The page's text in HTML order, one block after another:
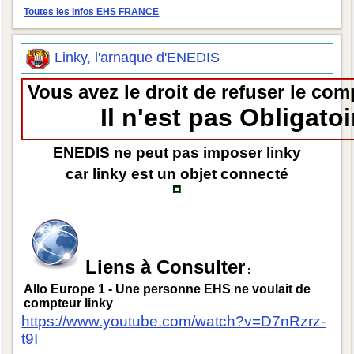
Toutes les Infos EHS FRANCE
Linky, l'arnaque d'ENEDIS
Vous avez le droit de refuser le
Il n'est pas
ENEDIS ne peut pas imposer linky
car linky est un objet connecté
Liens à Consulter :
Allo Europe 1 - Une personne EHS ne voulait de
compteur linky
https://www.youtube.com/watch?v=D7nRzrz-
t9I